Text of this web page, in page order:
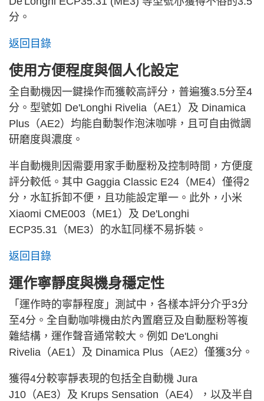
分。
返回目錄
使用方便程度與個人化設定
全自動機因一鍵操作而獲較高評分，普遍獲3.5分至4
分。型號如 De'Longhi Rivelia（AE1）及 Dinamica
Plus（AE2）均能自動製作泡沫咖啡，且可自由微調
研磨度與濃度。
半自動機則因需要用家手動壓粉及控制時間，方便度
評分較低。其中 Gaggia Classic E24（ME4）僅得2
分，水缸拆卸不便，且功能設定單一。此外，小米
Xiaomi CME003（ME1）及 De'Longhi
ECP35.31（ME3）的水缸同樣不易拆裝。
返回目錄
運作寧靜度與機身穩定性
「運作時的寧靜程度」測試中，各樣本評分介乎3分
至4分。全自動咖啡機由於內置磨豆及自動壓粉等複
雜結構，運作聲音通常較大。例如 De'Longhi
Rivelia（AE1）及 Dinamica Plus（AE2）僅獲3分。
獲得4分較寧靜表現的包括全自動機 Jura
J10（AE3）及 Krups Sensation（AE4），以及半自